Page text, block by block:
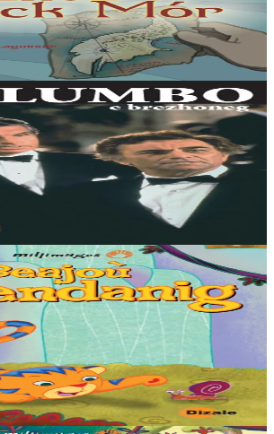
Cornouailles. Un gamin de quinze ans, Le
de l’orphelinat où il vit comme un bagnard.
est un flic tenace, perspicace, intelligent mais
Sous une piètre apparence physique et
tigre amusant et plein de vie. Téméraire et
jour une nouvelle question à son ami
de...